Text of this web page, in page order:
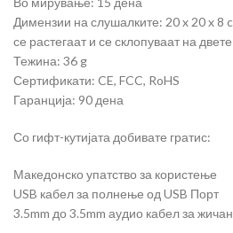
Димензии на слушалките: 20 x 20 x 8
се растегаат и се склопуваат на
Тежина: 36 g
Сертификати: CE, FCC, RoHS
Гаранција: 90 дена
Со гифт-кутијата добивате гратис:
Македонско упатство за користење
USB кабел за полнење од USB Порт
3.5mm до 3.5mm аудио кабел за